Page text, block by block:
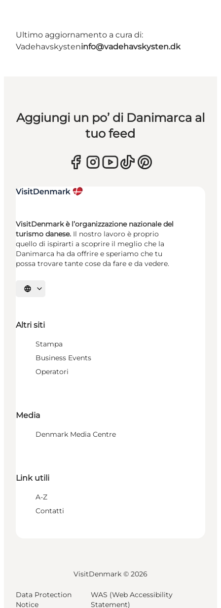
Ultimo aggiornamento a cura di:
Vadehavskysteninfo@vadehavskysten.dk
Aggiungi un po’ di Danimarca al
tuo feed
VisitDenmark è l’organizzazione nazionale del
turismo danese. Il nostro lavoro è proprio
quello di ispirarti a scoprire il meglio che la
Danimarca ha da offrire e speriamo che tu
possa trovare tante cose da fare e da vedere.
Seleziona la lingua
Altri siti
Stampa
Business Events
Operatori
Media
Denmark Media Centre
Link utili
A-Z
Contatti
VisitDenmark © 2026
Data Protection
Notice
WAS (Web Accessibility
Statement)